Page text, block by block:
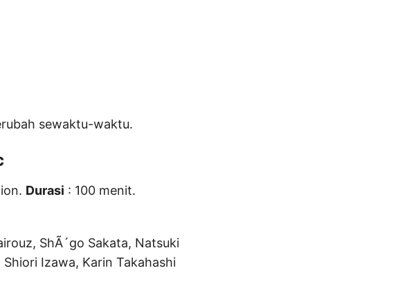
sewaktu-waktu.
Durasi : 100 menit.
ShÃ´go Sakata, Natsuki
Shiori Izawa, Karin Takahashi